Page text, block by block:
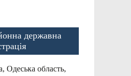
державна
Одеська область,